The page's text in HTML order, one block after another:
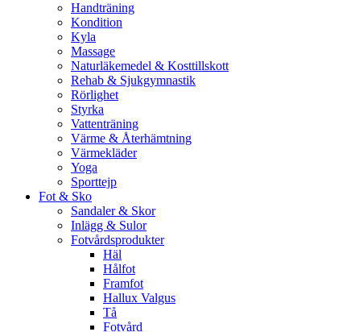
Handträning
Kondition
Kyla
Massage
Naturläkemedel & Kosttillskott
Rehab & Sjukgymnastik
Rörlighet
Styrka
Vattenträning
Värme & Återhämtning
Värmekläder
Yoga
Sporttejp
Fot & Sko
Sandaler & Skor
Inlägg & Sulor
Fotvårdsprodukter
Häl
Hålfot
Framfot
Hallux Valgus
Tå
Fotvård